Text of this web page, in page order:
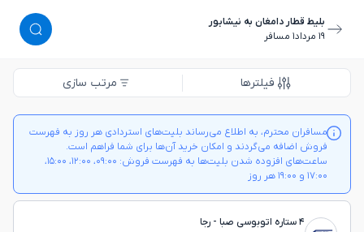
بلیط قطار دامغان به نیشابور
١٩ مرداد
١ مسافر
فیلترها مرتب سازی
مسافران محترم، به اطلاع می‌رساند بلیت‌های استردادی هر روز به فهرست
فروش اضافه می‌گردند و امکان خرید آن‌ها برای شما فراهم است.
ساعت‌های افزوده شدن بلیت‌ها به فهرست فروش: ۰۹:۰۰، ۱۲:۰۰، ۱۵:۰۰،
۱۷:۰۰ و ۱۹:۰۰ هر روز
۴ ستاره اتوبوسی صبا - رجا